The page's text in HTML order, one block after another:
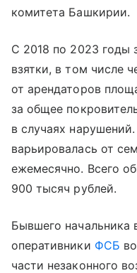
комитета Башкирии.
С 2018 по 2023 годы
взятки, в том числе
от арендаторов
за общее
в случаях
варьировалась от
ежемесячно. Всего
900 тысяч рублей.
Бывшего начальника
оперативники ФСБ
части незаконного